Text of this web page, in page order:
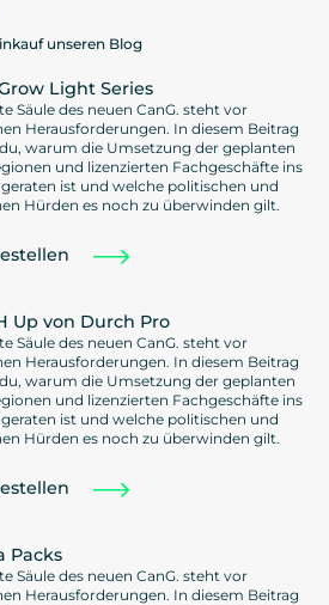
unseren Blog
Light Series
Säule des neuen CanG. steht vor
Herausforderungen. In diesem Beitrag
warum die Umsetzung der geplanten
und lizenzierten Fachgeschäfte ins
ist und welche politischen und
Hürden es noch zu überwinden gilt.
Up von Durch Pro
Säule des neuen CanG. steht vor
Herausforderungen. In diesem Beitrag
warum die Umsetzung der geplanten
und lizenzierten Fachgeschäfte ins
ist und welche politischen und
Hürden es noch zu überwinden gilt.
Packs
Säule des neuen CanG. steht vor
Herausforderungen. In diesem Beitrag